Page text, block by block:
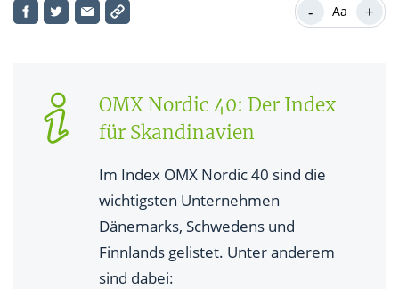
- Aa +
OMX Nordic 40: Der Index
für Skandinavien
Im Index OMX Nordic 40 sind die
wichtigsten Unternehmen
Dänemarks, Schwedens und
Finnlands gelistet. Unter anderem
sind dabei: